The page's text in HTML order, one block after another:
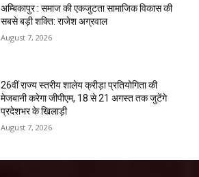
अम्बिकापुर : समाज की एकजुटता सामाजिक विकास की
सबसे बड़ी शक्ति: राजेश अग्रवाल
August 7, 2026
26वीं राज्य स्तरीय शालेय क्रीड़ा प्रतियोगिता की
मेजबानी करेगा जीपीएम, 18 से 21 अगस्त तक जुटेंगे
प्रदेशभर के खिलाड़ी
August 7, 2026